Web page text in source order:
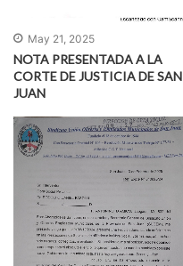
May 21, 2025
NOTA PRESENTADA A LA
CORTE DE JUSTICIA DE SAN
JUAN